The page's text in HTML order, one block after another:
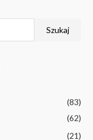
Szukaj
(83)
(62)
(21)